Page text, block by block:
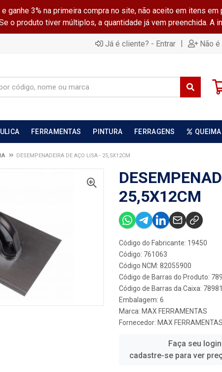
ganhe 3% na primeira compra no site, não aceito em itens
o produto tiver múltiplos, a quantidade já vem preenchida. A
Já é cliente? - Entrar | Não
FERRAMENTAS PINTURA FERRAGENS
DESEMPENADEIRA DE AÇO LISA - 25,5X12CM
25,5X12CM
Código do Fabricante: 19450
Código: 761063
Código NCM: 82055900
Código de Barras do Produto:
Código de Barras da Caixa:
Embalagem: 6
Marca: MAX FERRAMENTAS
Fornecedor: MAX FERRAMENTAS
Faça seu
cadastre-se para ver